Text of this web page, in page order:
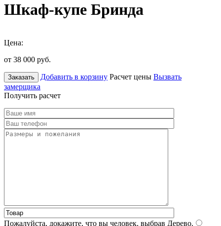
Шкаф-купе Бринда
Цена:
от 38 000 руб.
Заказать Добавить в корзину Расчет цены Вызвать
замерщика
Получить расчет
Пожалуйста, докажите, что вы человек, выбрав Дерево.